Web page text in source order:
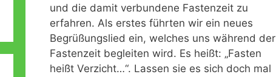
und die damit verbundene Fastenzeit zu
erfahren. Als erstes führten wir ein neues
Begrüßungslied ein, welches uns während der
Fastenzeit begleiten wird. Es heißt: „Fasten
heißt Verzicht…“. Lassen sie es sich doch mal